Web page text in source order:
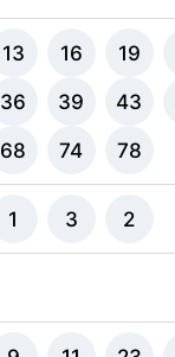
13 16 19
36 39 43
68 74 78
1 3 2